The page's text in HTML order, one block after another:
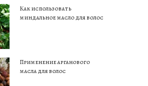
Как использовать
миндальное масло для волос
Применение арганового
масла для волос